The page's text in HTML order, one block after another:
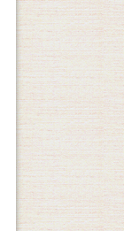
8/19
ハンドメイ
第３水曜
（全3回）
12：30～14：30
詳細を見る